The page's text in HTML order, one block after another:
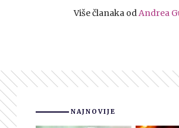
Više članaka odAndrea
NAJNOVIJE